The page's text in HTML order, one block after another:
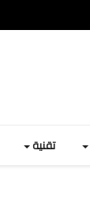
تقنية